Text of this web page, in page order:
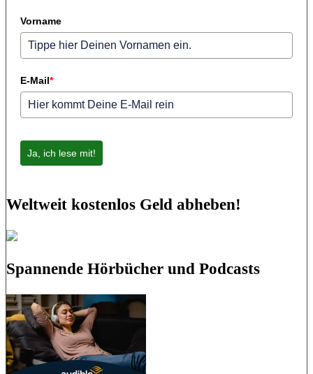
Vorname
E-Mail*
Ja, ich lese mit!
Weltweit kostenlos Geld abheben!
Spannende Hörbücher und Podcasts